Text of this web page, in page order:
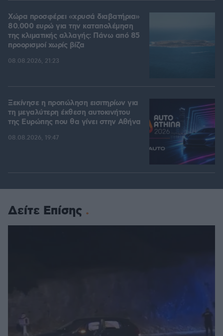
Χώρα προσφέρει «χρυσά διαβατήρια»
80.000 ευρώ για την καταπολέμηση
της κλιματικής αλλαγής: Πάνω από 85
προορισμοί χωρίς βίζα
08.08.2026, 21:23
Ξεκίνησε η προπώληση εισιτηρίων για
τη μεγαλύτερη έκθεση αυτοκινήτου
της Ευρώπης που θα γίνει στην Αθήνα
08.08.2026, 19:47
Δείτε Επίσης